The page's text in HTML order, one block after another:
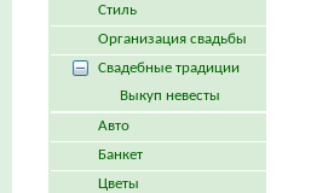
Стиль
Организация свадьбы
Свадебные традиции
Выкуп невесты
Авто
Банкет
Цветы